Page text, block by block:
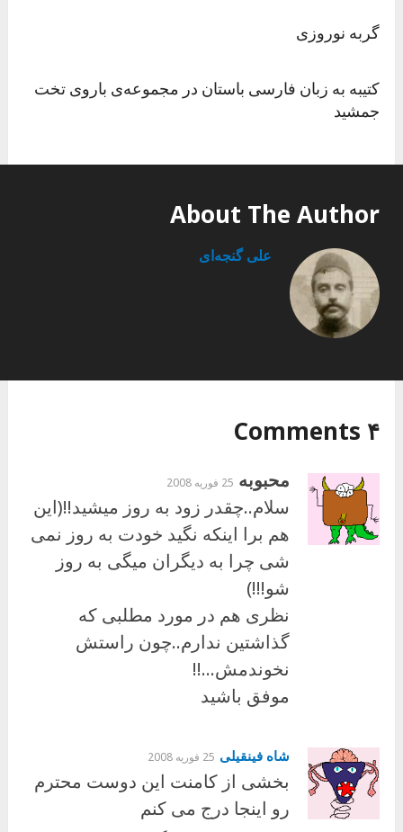
گربه نوروزی
کتیبه به زبان فارسی باستان در مجموعه‌ی باروی تخت
جمشید
About The Author
علی گنجه‌ای
۴ Comments
محبوبه 25 فوریه 2008
سلام..چقدر زود به روز میشید!!(این
هم برا اینکه نگید خودت به روز نمی
شی چرا به دیگران میگی به روز
شو!!!)
نظری هم در مورد مطلبی که
گذاشتین ندارم..چون راستش
نخوندمش…!!
موفق باشید
شاه فینقیلی 25 فوریه 2008
بخشی از کامنت این دوست محترم
رو اینجا درج می کنم